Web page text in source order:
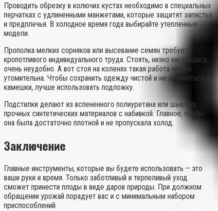
Проводить обрезку в колючих кустах необходимо в специальных
перчатках с удлиненными манжетами, которые защитят запястья
и предплечья. В холодное время года выбирайте утепленные
модели.
Прополка мелких сорняков или высевание семян требует
кропотливого индивидуального труда. Стоять, низко нагнувшись,
очень неудобно. А вот стоя на коленях такая работа менее
утомительна. Чтобы сохранить одежду чистой и не пораниться о
камешки, лучше использовать подложку.
Подстилки делают из вспененного полиуретана или шьют из
прочных синтетических материалов с набивкой. Главное, чтобы
она была достаточно плотной и не пропускала холод.
Заключение
Главные инструменты, которые вы будете использовать – это
ваши руки и время. Только заботливый и терпеливый уход
сможет принести плоды в виде даров природы. При должном
обращении урожай порадует вас и с минимальным набором
приспособлений.